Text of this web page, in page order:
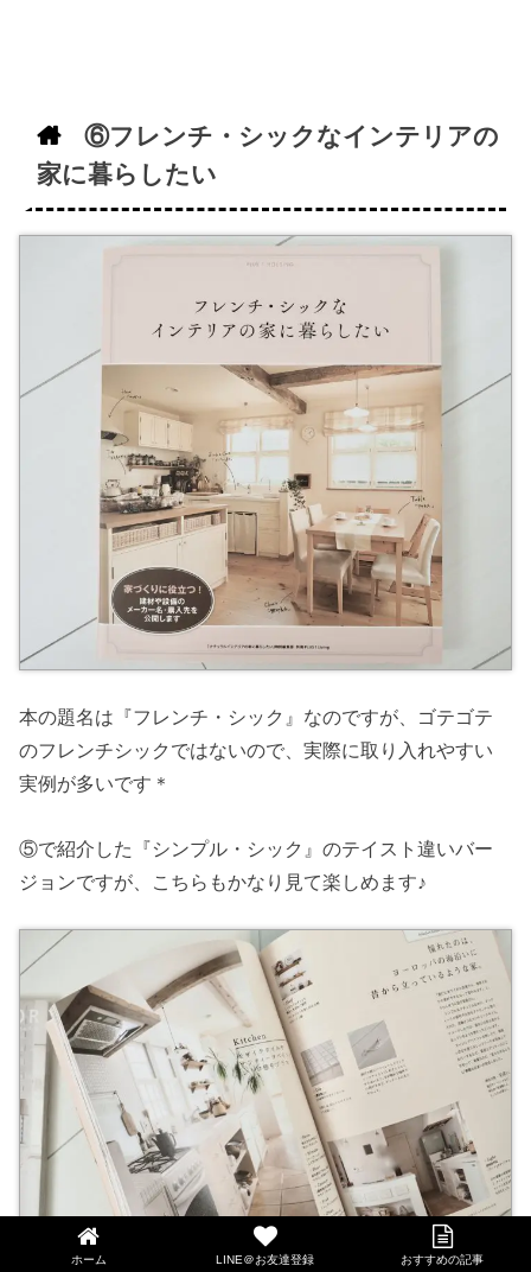
⑥フレンチ・シックなインテリアの
家に暮らしたい
本の題名は『フレンチ・シック』なのですが、ゴテゴテ
のフレンチシックではないので、実際に取り入れやすい
実例が多いです＊
⑤で紹介した『シンプル・シック』のテイスト違いバー
ジョンですが、こちらもかなり見て楽しめます♪
ホーム LINE＠お友達登録 おすすめの記事
LINE@